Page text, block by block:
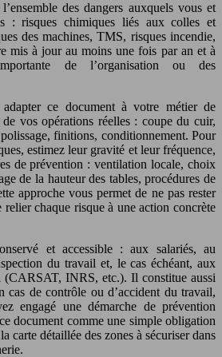
des dangers auxquels vous et
: risques chimiques liés aux colles et
des machines, TMS, risques incendie,
mis à jour au moins une fois par an et à
de l’organisation ou des
adapter ce document à votre métier de
vos opérations réelles : coupe du cuir,
finitions, conditionnement. Pour
estimez leur gravité et leur fréquence,
de prévention : ventilation locale, choix
de la hauteur des tables, procédures de
approche vous permet de ne pas rester
chaque risque à une action concrète
et accessible : aux salariés, au
du travail et, le cas échéant, aux
(CARSAT, INRS, etc.). Il constitue aussi
cas de contrôle ou d’accident du travail,
engagé une démarche de prévention
document comme une simple obligation
carte détaillée des zones à sécuriser dans